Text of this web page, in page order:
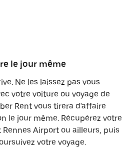
le jour même
Ne les laissez pas vous
votre voiture ou voyage de
Rent vous tirera d'affaire
le jour même. Récupérez votre
Airport ou ailleurs, puis
votre voyage.